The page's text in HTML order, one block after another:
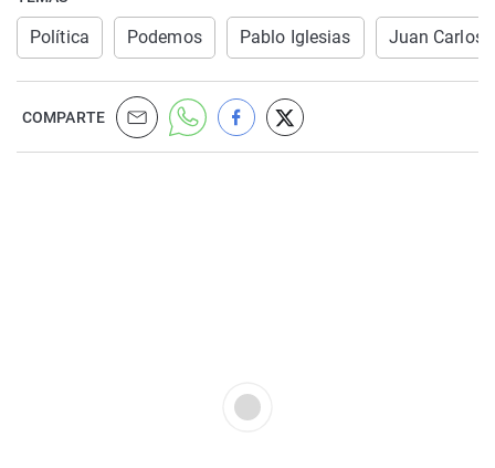
Política Podemos Pablo Iglesias Juan Carlos
COMPARTE